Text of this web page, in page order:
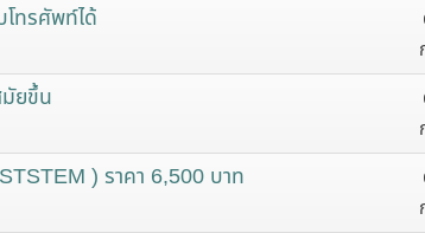
โทรศัพท์ได้
มัยขึ้น
) ราคา 6,500 บาท